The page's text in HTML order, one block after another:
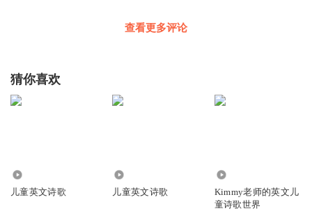
查看更多评论
猜你喜欢
儿童英文诗歌 儿童英文诗歌
Kimmy老师的英文儿
童诗歌世界